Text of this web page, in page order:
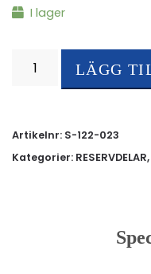
I lager
Golvskydd
350
LÄGG
Artikelnr: S-122-023
Kategorier: RESERVDELAR,